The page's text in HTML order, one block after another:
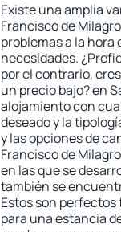
Existe una amplia
Francisco de
problemas a la hora
necesidades.
por el contrario,
un precio bajo? en
alojamiento con
deseado y la
y las opciones de
Francisco de
en las que se
también se
Estos son
para una estancia